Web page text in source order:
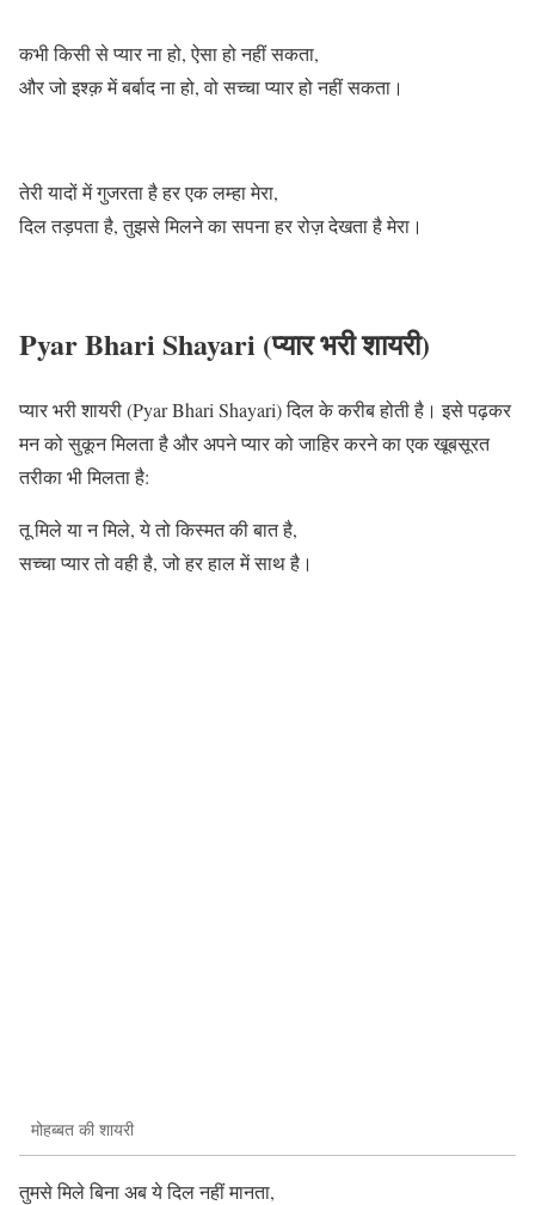
कभी किसी से प्यार ना हो, ऐसा हो नहीं सकता,
और जो इश्क़ में बर्बाद ना हो, वो सच्चा प्यार हो नहीं सकता।
तेरी यादों में गुजरता है हर एक लम्हा मेरा,
दिल तड़पता है, तुझसे मिलने का सपना हर रोज़ देखता है मेरा।
Pyar Bhari Shayari (प्यार भरी शायरी)
प्यार भरी शायरी (Pyar Bhari Shayari) दिल के करीब होती है। इसे पढ़कर
मन को सुकून मिलता है और अपने प्यार को जाहिर करने का एक खूबसूरत
तरीका भी मिलता है:
तू मिले या न मिले, ये तो किस्मत की बात है,
सच्चा प्यार तो वही है, जो हर हाल में साथ है।
मोहब्बत की शायरी
तुमसे मिले बिना अब ये दिल नहीं मानता,